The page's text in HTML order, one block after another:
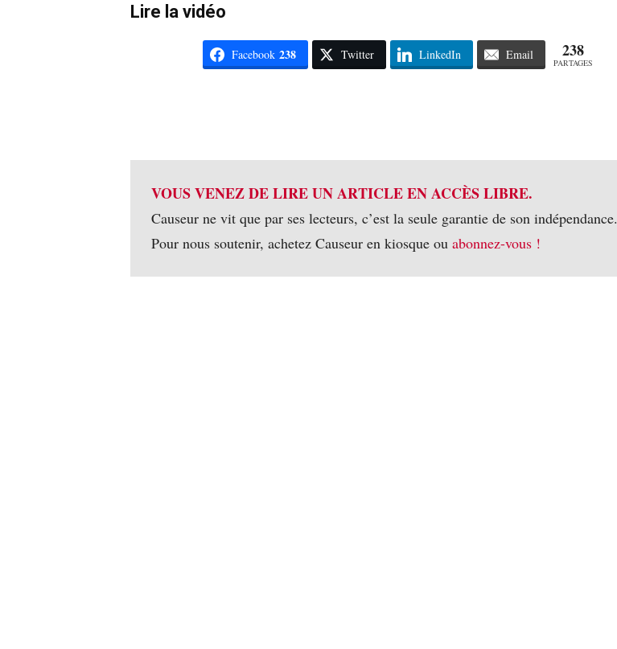
Lire la vidéo
Facebook 238 Twitter LinkedIn Email 238
PARTAGES
VOUS VENEZ DE LIRE UN ARTICLE EN ACCÈS LIBRE.
Causeur ne vit que par ses lecteurs, c’est la seule garantie de son indépendance.
Pour nous soutenir, achetez Causeur en kiosque ou abonnez-vous !